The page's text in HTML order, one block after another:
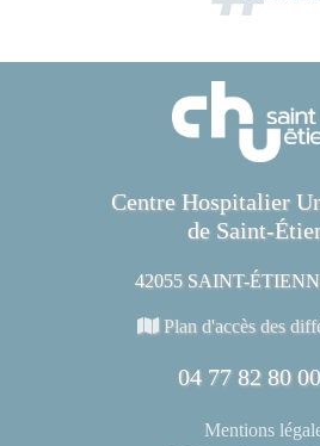
Centre Hospitalier
de Saint-
42055 SAINT-
Plan d'accès des
04 77 82 80 00
Mentions